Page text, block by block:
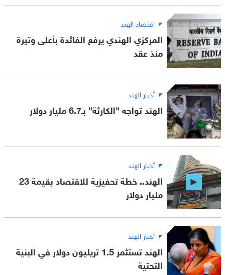
اقتصاد الهند
المركزي الهندي يرفع الفائدة بأعلى وتيرة
منذ عقد
أخبار الهند
الهند تواجه "الكارثة" بـ6.7 مليار دولار
أخبار الهند
الهند.. خطة تحفيزية للاقتصاد بقيمة 23
مليار دولار
أخبار الهند
الهند تستثمر 1.5 تريليون دولار في البنية
التحتية